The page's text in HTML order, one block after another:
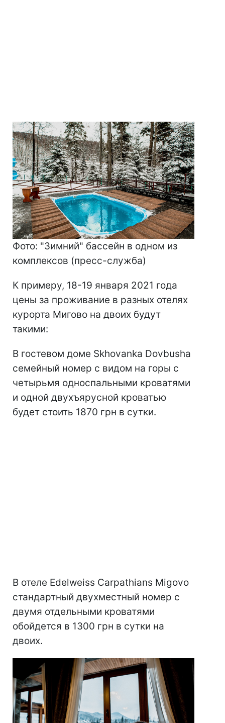
Фото: "Зимний" бассейн в одном из
комплексов (пресс-служба)
К примеру, 18-19 января 2021 года
цены за проживание в разных отелях
курорта Мигово на двоих будут
такими:
В гостевом доме Skhovanka Dovbusha
семейный номер с видом на горы с
четырьмя односпальными кроватями
и одной двухъярусной кроватью
будет стоить 1870 грн в сутки.
В отеле Edelweiss Carpathians Migovo
стандартный двухместный номер с
двумя отдельными кроватями
обойдется в 1300 грн в сутки на
двоих.